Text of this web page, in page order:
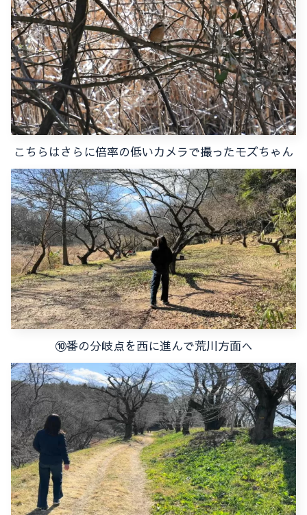
こちらはさらに倍率の低いカメラで撮ったモズちゃん
⑩番の分岐点を西に進んで荒川方面へ